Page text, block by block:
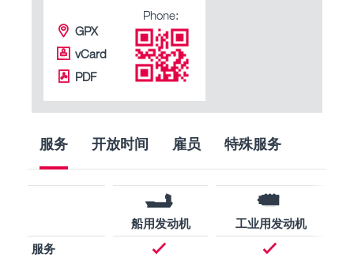
GPX
vCard
PDF
Phone:
服务 开放时间 雇员 特殊服务
船用发动机
工业用发动机
服务